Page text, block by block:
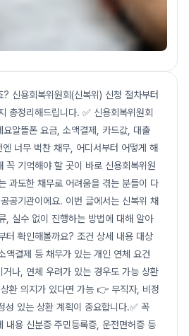
신용회복위원회(신복위) 신청 절차부터
총정리해드립니다. ✅ 신용회복위원회
알뜰폰 요금, 소액결제, 카드값, 대출
너무 벅찬 채무, 어디서부터 어떻게 해
꼭 기억해야 할 곳이 바로 신용회복위원
과도한 채무로 어려움을 겪는 분들이 다
공기관이에요. 이번 글에서는 신복위 채
, 실수 없이 진행하는 방법에 대해 알아
터 확인해볼까요? 조건 상세 내용 대상
액결제 등 채무가 있는 개인 연체 요건
나, 연체 우려가 있는 경우도 가능 상환
환 의지가 있다면 가능 👉 무직자, 비정
성 있는 상환 계획이 중요합니다.✅ 꼭
내용 신분증 주민등록증, 운전면허증 등